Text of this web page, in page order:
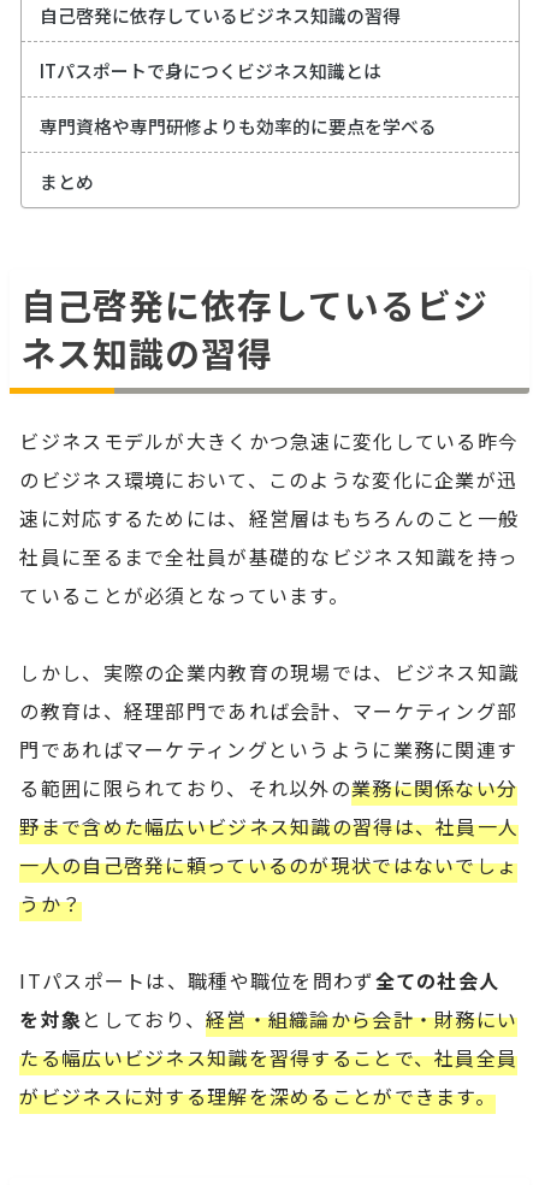
自己啓発に依存しているビジネス知識の習得
ITパスポートで身につくビジネス知識とは
専門資格や専門研修よりも効率的に要点を学べる
まとめ
自己啓発に依存しているビジ
ネス知識の習得
ビジネスモデルが大きくかつ急速に変化している昨今
のビジネス環境において、このような変化に企業が迅
速に対応するためには、経営層はもちろんのこと一般
社員に至るまで全社員が基礎的なビジネス知識を持っ
ていることが必須となっています。
しかし、実際の企業内教育の現場では、ビジネス知識
の教育は、経理部門であれば会計、マーケティング部
門であればマーケティングというように業務に関連す
る範囲に限られており、それ以外の業務に関係ない分
野まで含めた幅広いビジネス知識の習得は、社員一人
一人の自己啓発に頼っているのが現状ではないでしょ
うか？
ITパスポートは、職種や職位を問わず全ての社会人
を対象 としており、 経営・組織論から会計・財務にい
たる幅広いビジネス知識を習得することで、社員全員
がビジネスに対する理解を深めることができます。